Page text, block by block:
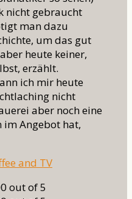
nicht gebraucht
man dazu
um das gut
heute keiner,
erzählt.
ich mir heute
nicht
aber noch eine
im Angebot hat,
and TV